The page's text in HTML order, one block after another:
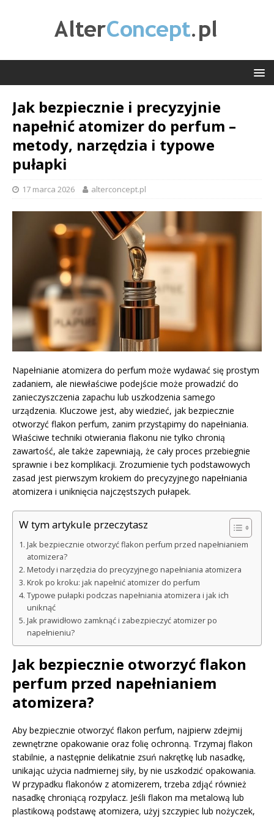
Jak bezpiecznie i precyzyjnie
napełnić atomizer do perfum –
metody, narzędzia i typowe
pułapki
17 marca 2026 alterconcept.pl
Napełnianie atomizera do perfum może wydawać się prostym
zadaniem, ale niewłaściwe podejście może prowadzić do
zanieczyszczenia zapachu lub uszkodzenia samego
urządzenia. Kluczowe jest, aby wiedzieć, jak bezpiecznie
otworzyć flakon perfum, zanim przystąpimy do napełniania.
Właściwe techniki otwierania flakonu nie tylko chronią
zawartość, ale także zapewniają, że cały proces przebiegnie
sprawnie i bez komplikacji. Zrozumienie tych podstawowych
zasad jest pierwszym krokiem do precyzyjnego napełniania
atomizera i uniknięcia najczęstszych pułapek.
W tym artykule przeczytasz
Jak bezpiecznie otworzyć flakon perfum przed napełnianiem
atomizera?
Metody i narzędzia do precyzyjnego napełniania atomizera
Krok po kroku: jak napełnić atomizer do perfum
Typowe pułapki podczas napełniania atomizera i jak ich
uniknąć
Jak prawidłowo zamknąć i zabezpieczyć atomizer po
napełnieniu?
Jak bezpiecznie otworzyć flakon
perfum przed napełnianiem
atomizera?
Aby bezpiecznie otworzyć flakon perfum, najpierw zdejmij
zewnętrzne opakowanie oraz folię ochronną. Trzymaj flakon
stabilnie, a następnie delikatnie zsuń nakrętkę lub nasadkę,
unikając użycia nadmiernej siły, by nie uszkodzić opakowania.
W przypadku flakonów z atomizerem, trzeba zdjąć również
nasadkę chroniącą rozpylacz. Jeśli flakon ma metalową lub
plastikową podstawę atomizera, użyj szczypiec lub nożyczek,